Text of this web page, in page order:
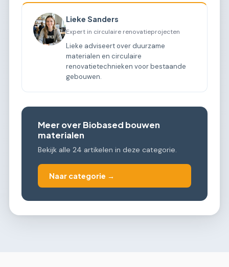
Lieke Sanders
Expert in circulaire renovatieprojecten
Lieke adviseert over duurzame
materialen en circulaire
renovatietechnieken voor bestaande
gebouwen.
Meer over Biobased bouwen
materialen
Bekijk alle 24 artikelen in deze categorie.
Naar categorie →